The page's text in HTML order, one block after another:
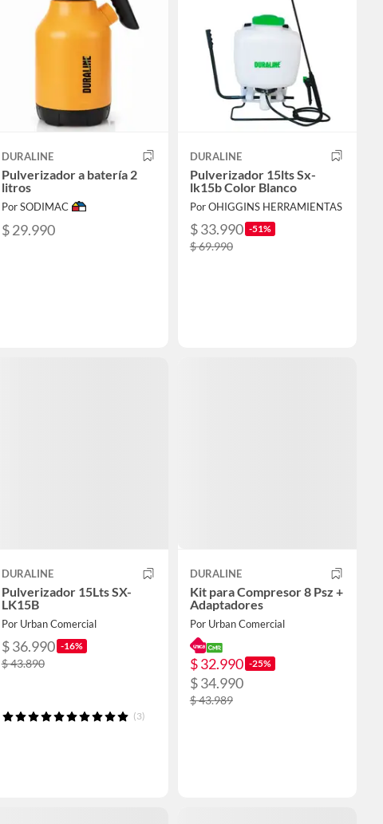
DURALINE
Pulverizador a batería 2
litros
Por SODIMAC
$ 29.990
DURALINE
Pulverizador 15lts Sx-
lk15b Color Blanco
Por OHIGGINS HERRAMIENTAS
$ 33.990 -51%
$ 69.990
DURALINE
Pulverizador 15Lts SX-
LK15B
Por Urban Comercial
$ 36.990 -16%
$ 43.890
(3)
DURALINE
Kit para Compresor 8 Psz +
Adaptadores
Por Urban Comercial
$ 32.990 -25%
$ 34.990
$ 43.989